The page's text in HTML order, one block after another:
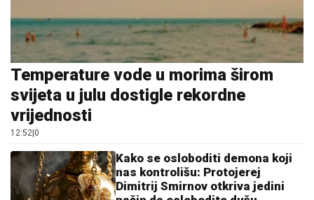
Temperature vode u morima širom
svijeta u julu dostigle rekordne
vrijednosti
12:52|0
Kako se osloboditi demona koji
nas kontrolišu: Protojerej
Dimitrij Smirnov otkriva jedini